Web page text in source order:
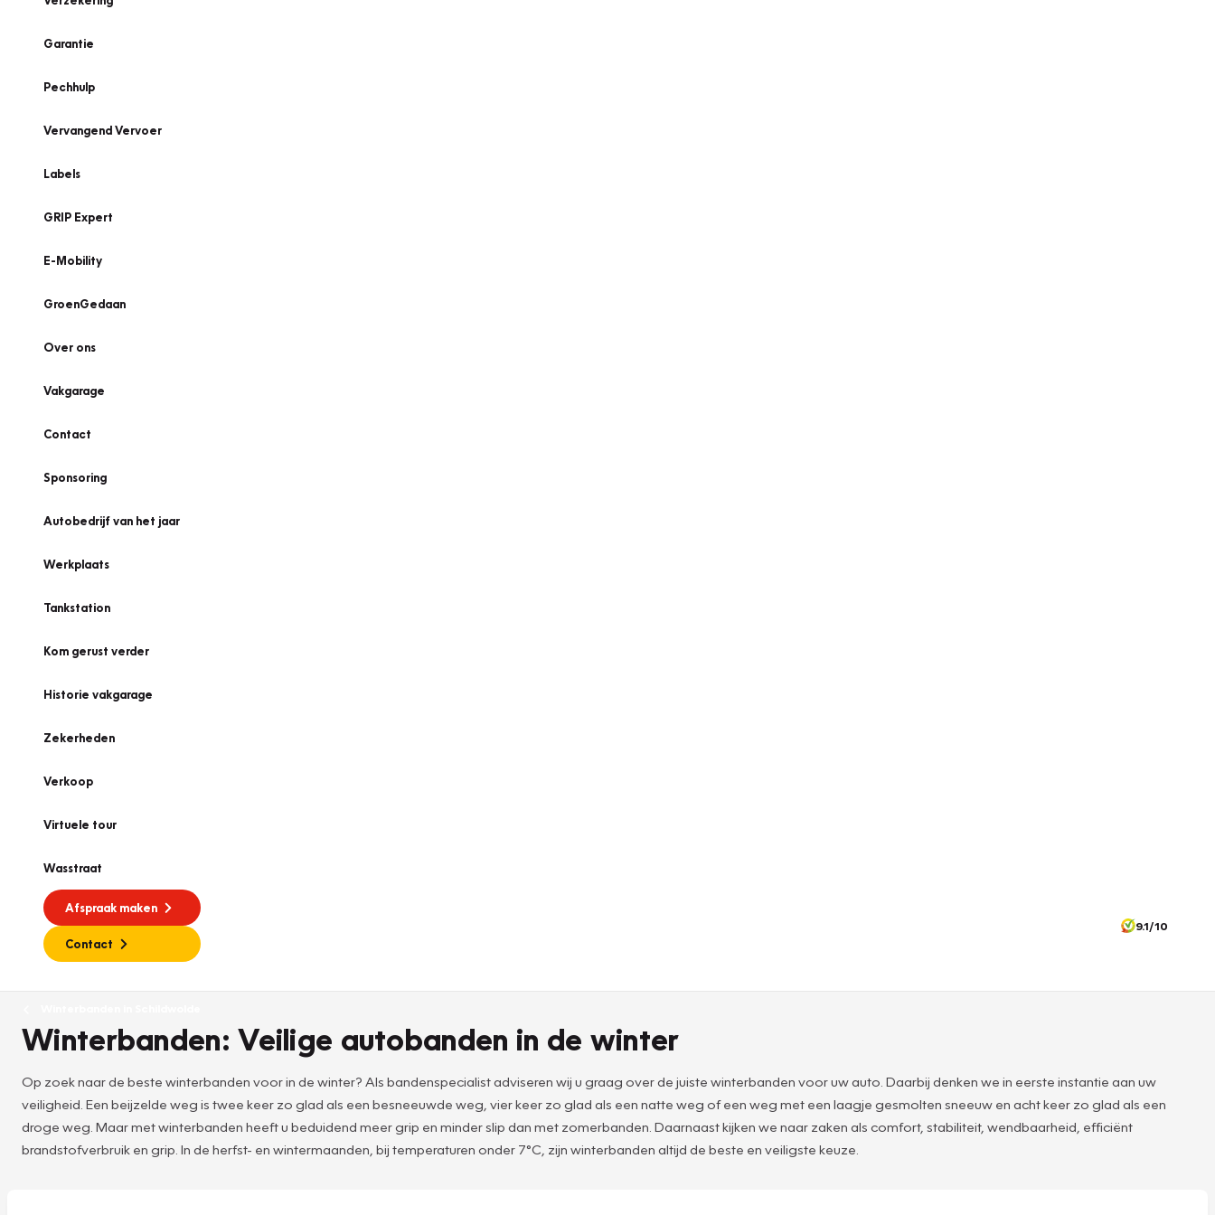
Garantie
Pechhulp
Vervangend Vervoer
Labels
GRIP Expert
E-Mobility
GroenGedaan
Over ons
Vakgarage
Contact
Sponsoring
Autobedrijf van het jaar
Werkplaats
Tankstation
Kom gerust verder
Historie vakgarage
Zekerheden
Verkoop
Virtuele tour
Wasstraat
Afspraak maken
Contact
9.1/10
Winterbanden: Veilige autobanden in de winter
Op zoek naar de beste winterbanden voor in de winter? Als bandenspecialist adviseren wij u graag over de juiste winterbanden voor uw auto. Daarbij denken we in eerste instantie aan uw
veiligheid. Een beijzelde weg is twee keer zo glad als een besneeuwde weg, vier keer zo glad als een natte weg of een weg met een laagje gesmolten sneeuw en acht keer zo glad als een
droge weg. Maar met winterbanden heeft u beduidend meer grip en minder slip dan met zomerbanden. Daarnaast kijken we naar zaken als comfort, stabiliteit, wendbaarheid, efficiënt
brandstofverbruik en grip. In de herfst- en wintermaanden, bij temperaturen onder 7°C, zijn winterbanden altijd de beste en veiligste keuze.